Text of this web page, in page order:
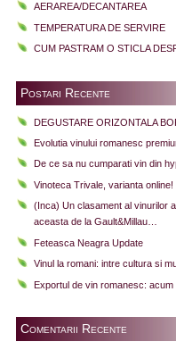
AERAREA/DECANTAREA
TEMPERATURA DE SERVIRE
CUM PASTRAM O STICLA
Postari Recente
DEGUSTARE ORIZONTALA
Evolutia vinului romanesc
De ce sa nu cumparati vin din
Vinoteca Trivale, varianta online!
(Inca) Un clasament al vinurilor
aceasta de la Gault&Millau…
Feteasca Neagra Update
Vinul la romani: intre cultura si
Exportul de vin romanesc: acum
Comentarii Recente